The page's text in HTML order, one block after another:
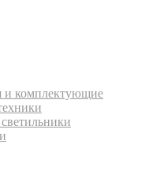
и комплектующие